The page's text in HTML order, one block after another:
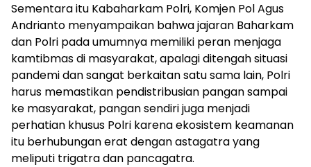
Sementara itu Kabaharkam Polri, Komjen Pol Agus
Andrianto menyampaikan bahwa jajaran Baharkam
dan Polri pada umumnya memiliki peran menjaga
kamtibmas di masyarakat, apalagi ditengah situasi
pandemi dan sangat berkaitan satu sama lain, Polri
harus memastikan pendistribusian pangan sampai
ke masyarakat, pangan sendiri juga menjadi
perhatian khusus Polri karena ekosistem keamanan
itu berhubungan erat dengan astagatra yang
meliputi trigatra dan pancagatra.